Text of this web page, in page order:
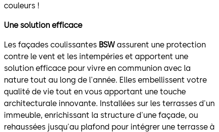
couleurs !
Une solution efficace
Les façades coulissantes BSW assurent une protection
contre le vent et les intempéries et apportent une
solution efficace pour vivre en communion avec la
nature tout au long de l'année. Elles embellissent votre
qualité de vie tout en vous apportant une touche
architecturale innovante. Installées sur les terrasses d'un
immeuble, enrichissant la structure d'une façade, ou
rehaussées jusqu'au plafond pour intégrer une terrasse à